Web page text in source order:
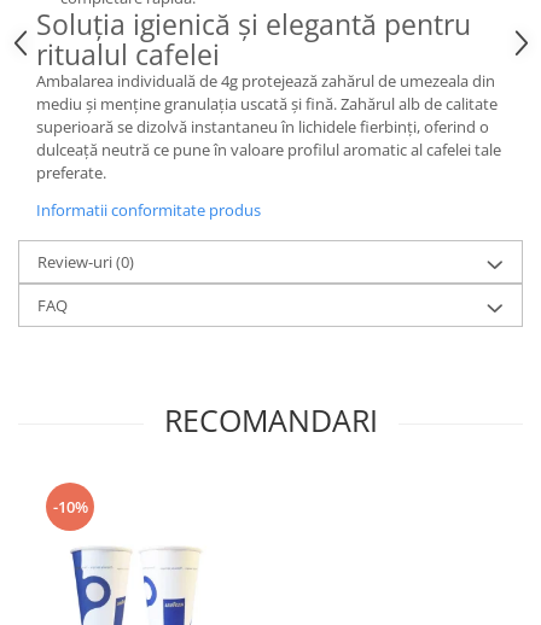
Soluția igienică și elegantă pentru
ritualul cafelei
Ambalarea individuală de 4g protejează zahărul de umezeala din
mediu și menține granulația uscată și fină. Zahărul alb de calitate
superioară se dizolvă instantaneu în lichidele fierbinți, oferind o
dulceață neutră ce pune în valoare profilul aromatic al cafelei tale
preferate.
Informatii conformitate produs
Review-uri(0)
FAQ
RECOMANDARI
-10%